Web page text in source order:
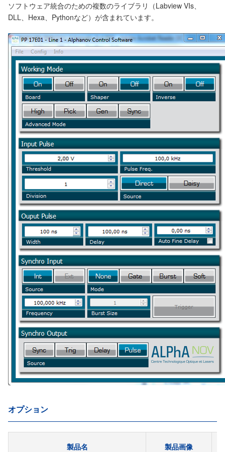
ソフトウェア統合のための複数のライブラリ（Labview VIs、
DLL、Hexa、Pythonなど）が含まれています。
オプション
製品名 製品画像